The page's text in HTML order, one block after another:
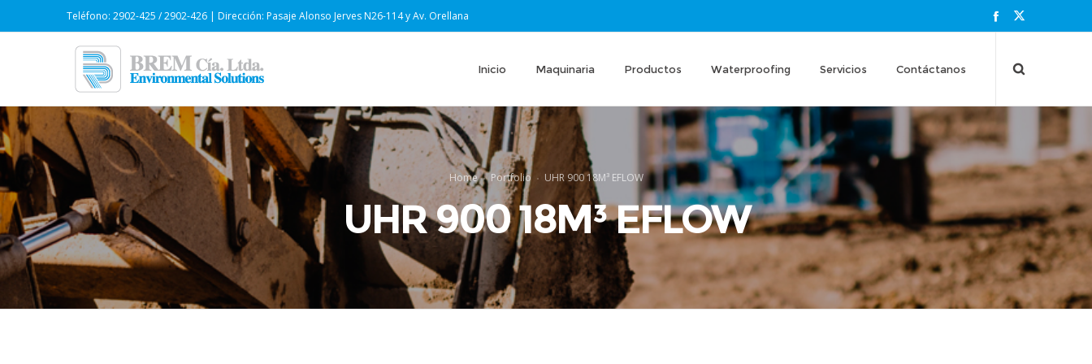
Teléfono: 2902-425 / 2902-426 | Dirección: Pasaje Alonso Jerves N26-114 y Av. Orellana
Inicio Maquinaria Productos Waterproofing Servicios Contáctanos
Home Portfolio UHR 900 18M³ EFLOW
UHR 900 18M³ EFLOW